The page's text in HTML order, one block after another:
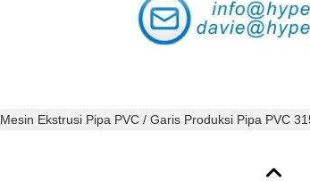
Mesin Ekstrusi Pipa PVC / Garis Produksi Pipa PVC